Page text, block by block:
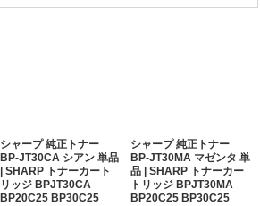
シャープ 純正トナー
BP-JT30CA シアン 単品
| SHARP トナーカート
リッジ BPJT30CA
BP20C25 BP30C25
シャープ 純正トナー
BP-JT30MA マゼンタ 単
品 | SHARP トナーカー
トリッジ BPJT30MA
BP20C25 BP30C25